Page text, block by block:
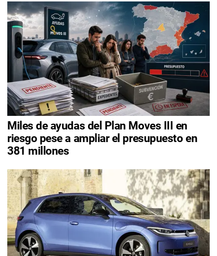
Miles de ayudas del Plan Moves III en
riesgo pese a ampliar el presupuesto en
381 millones